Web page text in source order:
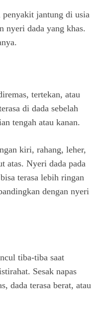
penyakit jantung di usia
nyeri dada yang khas.
tertekan, atau
di dada sebelah
tengah atau kanan.
kiri, rahang, leher,
atas. Nyeri dada pada
terasa lebih ringan
dengan nyeri
tiba-tiba saat
Sesak napas
dada terasa berat, atau